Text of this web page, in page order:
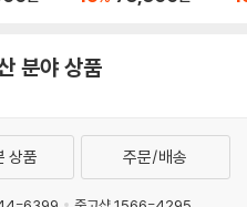
분야 상품
상품 주문/배송